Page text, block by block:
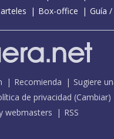
Box-office Guía
Recomienda
Sugiere
de privacidad (Cambiar)
webmasters RSS